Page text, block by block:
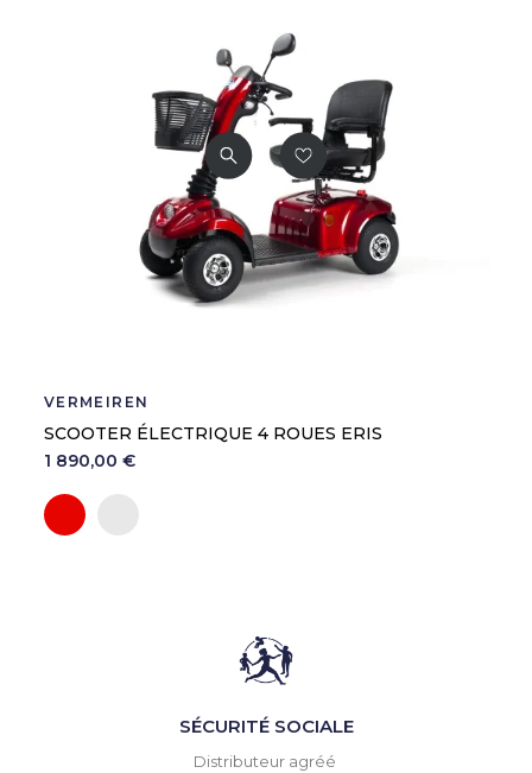
VERMEIREN
SCOOTER ÉLECTRIQUE 4 ROUES ERIS
1 890,00 €
Rouge
SÉCURITÉ SOCIALE
Distributeur agréé